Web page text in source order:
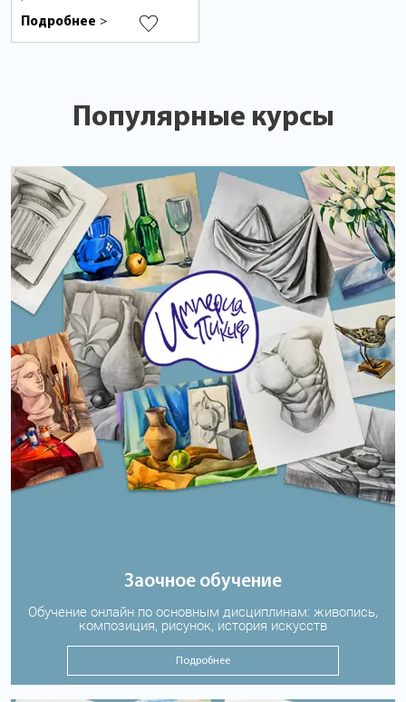
Подробнее >
Популярные курсы
Заочное обучение
Обучение онлайн по основным дисциплинам: живопись,
композиция, рисунок, история искусств
Подробнее